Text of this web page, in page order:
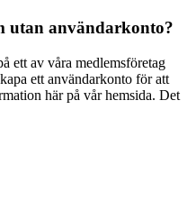
utan användarkonto?
ett av våra medlemsföretag
ett användarkonto för att
här på vår hemsida. Det